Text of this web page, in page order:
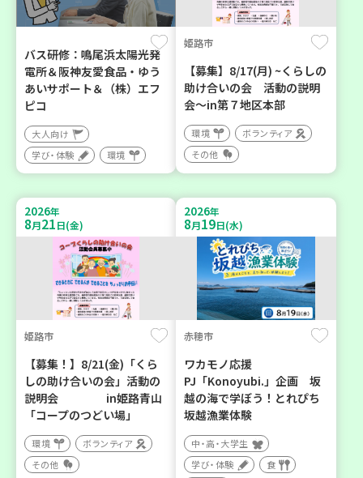
バス研修：鳴尾浜太陽光発
電所＆阪神友愛食品・ゆう
あいサポート＆（株）エフ
ピコ
大人向け
学び・体験
環境
姫路市
【募集】8/17(月) ~くらしの
助け合いの会 活動の説明
会～in第７地区本部
環境
ボランティア
その他
2026年
8月21日(金)
姫路市
【募集！】8/21(金)「くら
しの助け合いの会」活動の
説明会 in姫路青山
「コープのつどい場」
環境
ボランティア
その他
2026年
8月19日(水)
赤穂市
ワカモノ応援
PJ「Konoyubi.」企画 坂
越の海で学ぼう！とれぴち
坂越漁業体験
中・高・大学生
学び・体験
食